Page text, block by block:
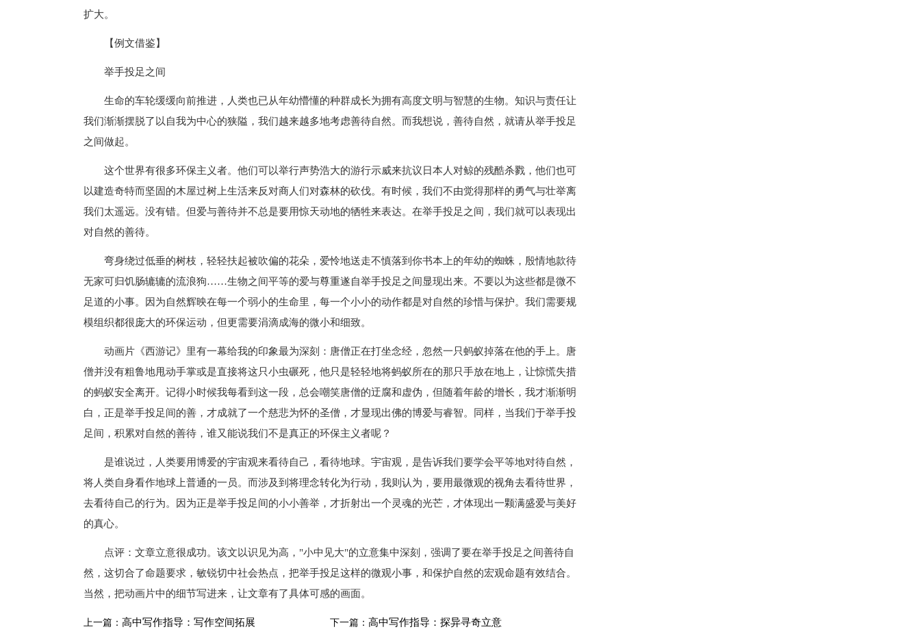
扩大。
【例文借鉴】
举手投足之间
生命的车轮缓缓向前推进，人类也已从年幼懵懂的种群成长为拥有高度文明与智慧的生物。知识与责任让
我们渐渐摆脱了以自我为中心的狭隘，我们越来越多地考虑善待自然。而我想说，善待自然，就请从举手投足
之间做起。
这个世界有很多环保主义者。他们可以举行声势浩大的游行示威来抗议日本人对鲸的残酷杀戮，他们也可
以建造奇特而坚固的木屋过树上生活来反对商人们对森林的砍伐。有时候，我们不由觉得那样的勇气与壮举离
我们太遥远。没有错。但爱与善待并不总是要用惊天动地的牺牲来表达。在举手投足之间，我们就可以表现出
对自然的善待。
弯身绕过低垂的树枝，轻轻扶起被吹偏的花朵，爱怜地送走不慎落到你书本上的年幼的蜘蛛，殷情地款待
无家可归饥肠辘辘的流浪狗……生物之间平等的爱与尊重遂自举手投足之间显现出来。不要以为这些都是微不
足道的小事。因为自然辉映在每一个弱小的生命里，每一个小小的动作都是对自然的珍惜与保护。我们需要规
模组织都很庞大的环保运动，但更需要涓滴成海的微小和细致。
动画片《西游记》里有一幕给我的印象最为深刻：唐僧正在打坐念经，忽然一只蚂蚁掉落在他的手上。唐
僧并没有粗鲁地甩动手掌或是直接将这只小虫碾死，他只是轻轻地将蚂蚁所在的那只手放在地上，让惊慌失措
的蚂蚁安全离开。记得小时候我每看到这一段，总会嘲笑唐僧的迂腐和虚伪，但随着年龄的增长，我才渐渐明
白，正是举手投足间的善，才成就了一个慈悲为怀的圣僧，才显现出佛的博爱与睿智。同样，当我们于举手投
足间，积累对自然的善待，谁又能说我们不是真正的环保主义者呢？
是谁说过，人类要用博爱的宇宙观来看待自己，看待地球。宇宙观，是告诉我们要学会平等地对待自然，
将人类自身看作地球上普通的一员。而涉及到将理念转化为行动，我则认为，要用最微观的视角去看待世界，
去看待自己的行为。因为正是举手投足间的小小善举，才折射出一个灵魂的光芒，才体现出一颗满盛爱与美好
的真心。
点评：文章立意很成功。该文以识见为高，"小中见大"的立意集中深刻，强调了要在举手投足之间善待自
然，这切合了命题要求，敏锐切中社会热点，把举手投足这样的微观小事，和保护自然的宏观命题有效结合。
当然，把动画片中的细节写进来，让文章有了具体可感的画面。
上一篇： 高中写作指导：写作空间拓展 下一篇： 高中写作指导：探异寻奇立意